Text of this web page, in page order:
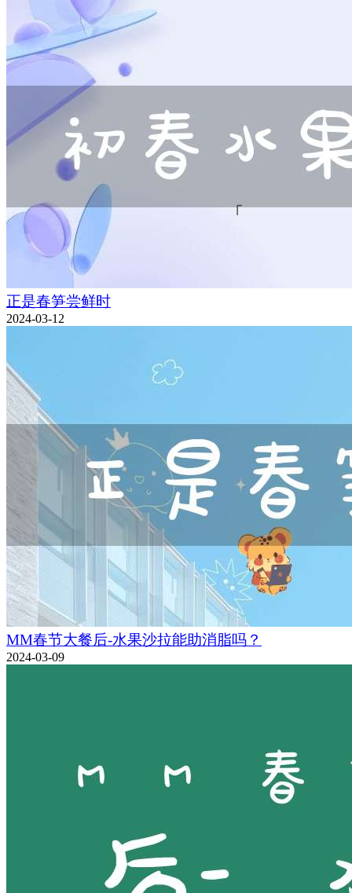
正是春笋尝鲜时
2024-03-12
MM春节大餐后-水果沙拉能助消脂吗？
2024-03-09